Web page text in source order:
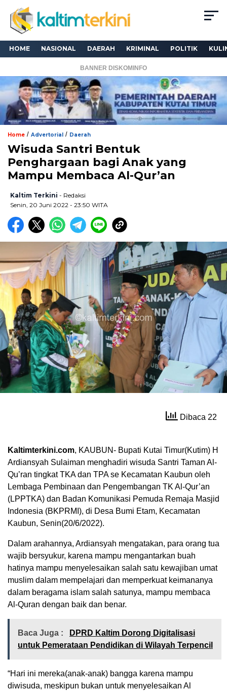
HOME NASIONAL DAERAH KRIMINAL POLITIK
BANNER DISKOMINFO
Home / Advertorial / Daerah
Wisuda Santri Bentuk
Penghargaan bagi Anak yang
Mampu Membaca Al-Qur’an
Kaltim Terkini - Redaksi
Senin, 20 Juni 2022 - 23:50 WITA
Dibaca 22
Kaltimterkini.com, KAUBUN- Bupati Kutai Timur(Kutim) H
Ardiansyah Sulaiman menghadiri wisuda Santri Taman Al-
Qu’ran tingkat TKA dan TPA se Kecamatan Kaubun oleh
Lembaga Pembinaan dan Pengembangan TK Al-Qur’an
(LPPTKA) dan Badan Komunikasi Pemuda Remaja Masjid
Indonesia (BKPRMI), di Desa Bumi Etam, Kecamatan
Kaubun, Senin(20/6/2022).
Dalam arahannya, Ardiansyah mengatakan, para orang tua
wajib bersyukur, karena mampu mengantarkan buah
hatinya mampu menyelesaikan salah satu kewajiban umat
muslim dalam mempelajari dan memperkuat keimananya
dalam beragama islam salah satunya, mampu membaca
Al-Quran dengan baik dan benar.
Baca Juga :
DPRD Kaltim Dorong Digitalisasi
untuk Pemerataan Pendidikan di Wilayah Terpencil
“Hari ini mereka(anak-anak) bangga karena mampu
diwisuda, meskipun bukan untuk menyelesaikan Al